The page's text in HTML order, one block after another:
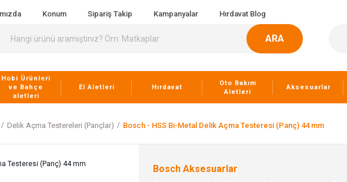
Konum Sipariş Takip Kampanyalar Hırdavat Blog
ARA
Hobi Ürünleri
ve Bahçe
aletleri
El Aletleri Hırdavat
Oto Bakım
Aletleri
Aksesuarlar
Delik Açma Testereleri (Pançlar) Bosch - HSS Bi-Metal Delik Açma Testeresi (Panç) 44 mm
Bosch Aksesuarlar